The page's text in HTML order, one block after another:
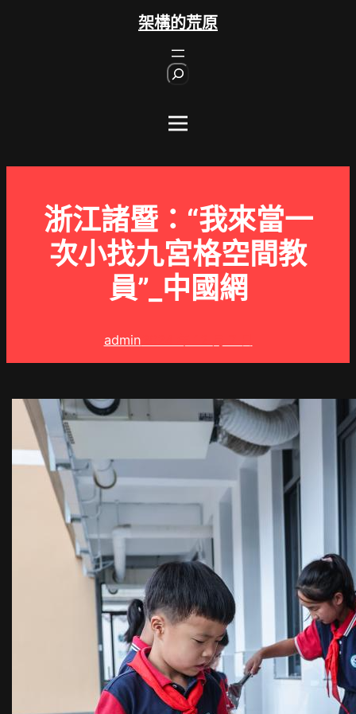
架構的荒原
浙江諸暨：“我來當一
次小找九宮格空間教
員”_中國網
admin